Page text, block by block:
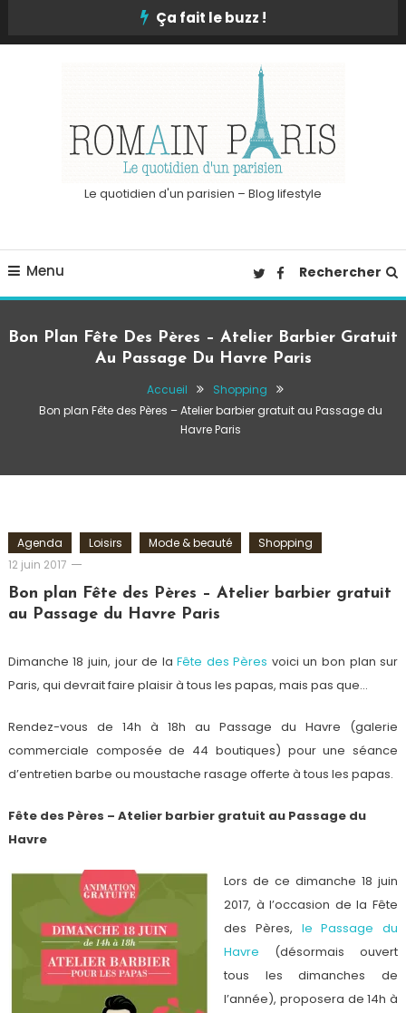
Ça fait le buzz !
Le quotidien d'un parisien – Blog lifestyle
Menu Rechercher
Bon Plan Fête Des Pères – Atelier Barbier Gratuit
Au Passage Du Havre Paris
Accueil
Shopping
Bon plan Fête des Pères – Atelier barbier gratuit au Passage du
Havre Paris
Agenda Loisirs Mode & beauté
Shopping
12 juin 2017
Romain-
Paris
Bon plan Fête des Pères – Atelier barbier gratuit
au Passage du Havre Paris
Dimanche 18 juin, jour de laFête des Pères voici un bon plan sur
Paris, qui devrait faire plaisir à tous les papas, mais pas que…
Rendez-vous de 14h à 18h au Passage du Havre (galerie
commerciale composée de 44 boutiques) pour une séance
d’entretien barbe ou moustache rasage offerte à tous les papas.
Fête des Pères – Atelier barbier gratuit au Passage du
Havre
Lors de ce dimanche 18 juin
2017, à l’occasion de la Fête
des Pères, le Passage du
Havre (désormais ouvert
tous les dimanches de
l’année), proposera de 14h à